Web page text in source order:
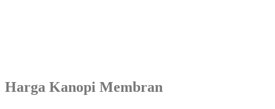
Harga Kanopi Membran